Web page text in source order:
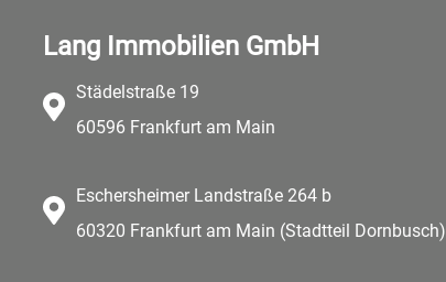
Lang Immobilien GmbH
Städelstraße 19
60596 Frankfurt am Main
Eschersheimer Landstraße 264 b
60320 Frankfurt am Main (Stadtteil Dornbusch)